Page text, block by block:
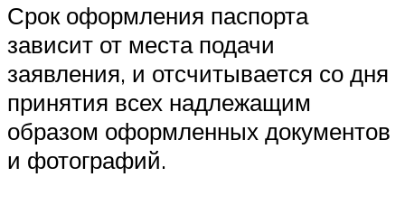
Срок оформления паспорта
зависит от места подачи
заявления, и отсчитывается со дня
принятия всех надлежащим
образом оформленных документов
и фотографий.